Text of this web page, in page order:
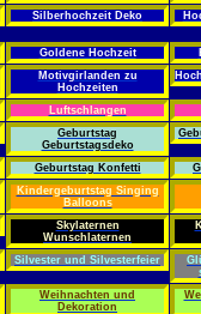
Silberhochzeit Deko
Goldene Hochzeit
Motivgirlanden zu
Hochzeiten
Luftschlangen
Geburtstag
Geburtstagsdeko
Geburtstag Konfetti
Kindergeburtstag Singing
Balloons
Skylaternen
Wunschlaternen
Silvester und Silvesterfeier
Weihnachten und
Dekoration